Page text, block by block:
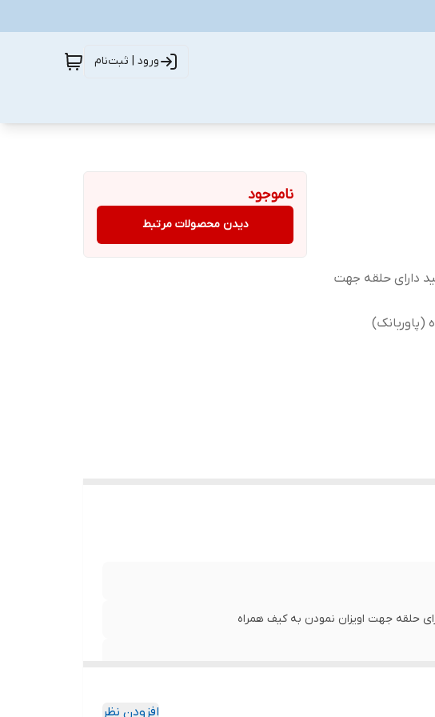
ورود | ثبت‌نام
دارای حلقه جهت
(پاوربانک)
ناموجود
دیدن محصولات مرتبط
حلقه جهت اویزان نمودن به کیف همراه
افزودن نظر